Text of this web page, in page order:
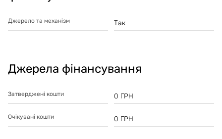
Джерело та механізм Так
Джерела фінансування
Затверджені кошти 0 ГРН
Очікувані кошти 0 ГРН